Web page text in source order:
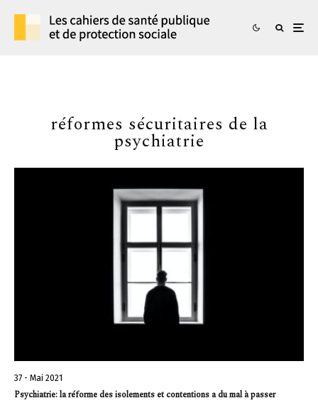
réformes sécuritaires de la
psychiatrie
37 - Mai 2021
Psychiatrie: la réforme des isolements et contentions a du mal à passer